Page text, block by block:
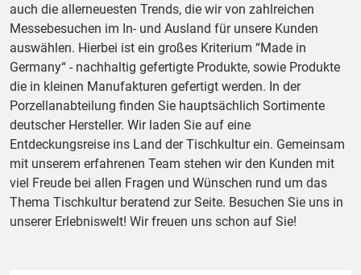
auch die allerneuesten Trends, die wir von zahlreichen
Messebesuchen im In- und Ausland für unsere Kunden
auswählen. Hierbei ist ein großes Kriterium “Made in
Germany“ - nachhaltig gefertigte Produkte, sowie Produkte
die in kleinen Manufakturen gefertigt werden. In der
Porzellanabteilung finden Sie hauptsächlich Sortimente
deutscher Hersteller. Wir laden Sie auf eine
Entdeckungsreise ins Land der Tischkultur ein. Gemeinsam
mit unserem erfahrenen Team stehen wir den Kunden mit
viel Freude bei allen Fragen und Wünschen rund um das
Thema Tischkultur beratend zur Seite. Besuchen Sie uns in
unserer Erlebniswelt! Wir freuen uns schon auf Sie!